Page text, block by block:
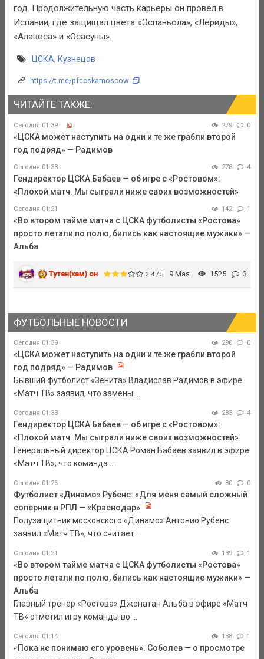
год. Продолжительную часть карьеры он провёл в
Испании, где защищал цвета «Эспаньола», «Лериды»,
«Алавеса» и «Осасуны».
ЦСКА, Кузнецов
https://t.me/pfccskamoscow
ЧИТАЙТЕ ТАКЖЕ:
Сегодня 01:39 279 0
«ЦСКА может наступить на одни и те же грабли второй
год подряд» — Радимов
Сегодня 01:33 278 4
Гендиректор ЦСКА Бабаев — об игре с «Ростовом»:
«Плохой матч. Мы сыграли ниже своих возможностей»
Сегодня 01:21 142 1
«Во втором тайме матча с ЦСКА футболисты «Ростова»
просто летали по полю, бились как настоящие мужики» —
Альба
Тутен(хам) он 3.4 / 5 9 Мая 1525 3
ФУТБОЛЬНЫЕ НОВОСТИ
Сегодня 01:39 290 0
«ЦСКА может наступить на одни и те же грабли второй
год подряд» — Радимов
Бывший футболист «Зенита» Владислав Радимов в эфире
«Матч ТВ» заявил, что замены ...
Сегодня 01:33 283 4
Гендиректор ЦСКА Бабаев — об игре с «Ростовом»:
«Плохой матч. Мы сыграли ниже своих возможностей»
Генеральный директор ЦСКА Роман Бабаев заявил в эфире
«Матч ТВ», что команда ...
Сегодня 01:26 80 0
Футболист «Динамо» Рубенс: «Для меня самый сложный
соперник в РПЛ — «Краснодар»
Полузащитник московского «Динамо» Антонио Рубенс
заявил «Матч ТВ», что считает ...
Сегодня 01:21 139 1
«Во втором тайме матча с ЦСКА футболисты «Ростова»
просто летали по полю, бились как настоящие мужики» —
Альба
Главный тренер «Ростова» Джонатан Альба в эфире «Матч
ТВ» отметил игру команды во ...
Сегодня 01:14 138 1
«Пока не понимаю его уровень». Соболев — о просмотре